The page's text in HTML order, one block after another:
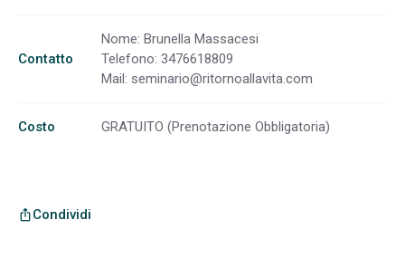
Contatto
Nome: Brunella Massacesi
Telefono: 3476618809
Mail: seminario@ritornoallavita.com
Costo GRATUITO (Prenotazione Obbligatoria)
ios_shareCondividi